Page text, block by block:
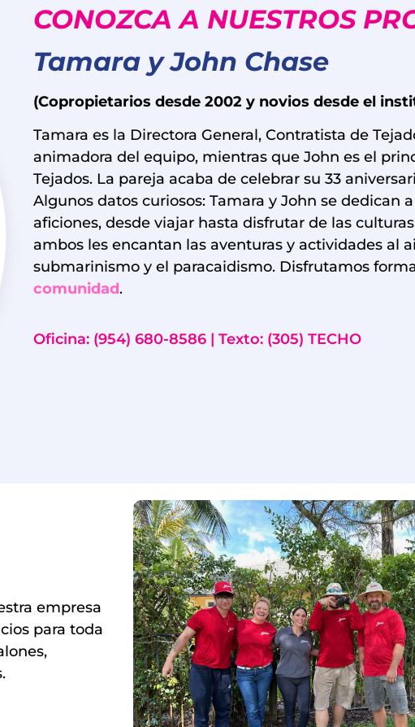
CONOZCA A NUESTROS
Tamara y John Chase
(Copropietarios desde 2002 y novios desde el
Tamara es la Directora General, Contratista de
animadora del equipo, mientras que John es el
Tejados. La pareja acaba de celebrar su 33
Algunos datos curiosos: Tamara y John se dedican
aficiones, desde viajar hasta disfrutar de las
ambos les encantan las aventuras y actividades al
submarinismo y el paracaidismo. Disfrutamos
comunidad.
Oficina: (954) 680-8586 | Texto: (305) TECHO
empresa
para toda